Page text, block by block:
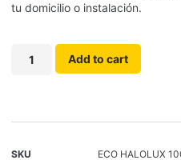
tu domicilio o instalación.
Add to cart
SKU
ECO HALOLUX